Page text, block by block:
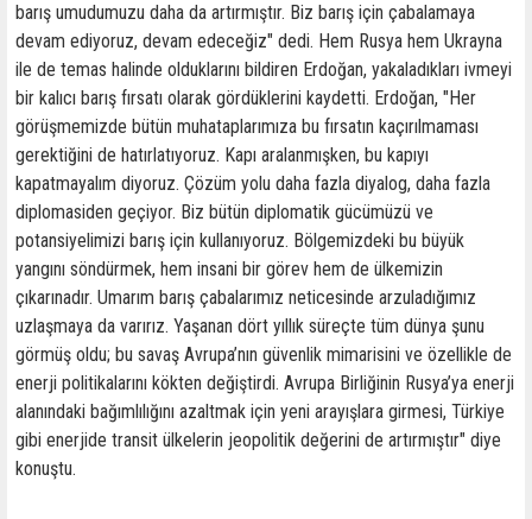
barış umudumuzu daha da artırmıştır. Biz barış için çabalamaya
devam ediyoruz, devam edeceğiz" dedi. Hem Rusya hem Ukrayna
ile de temas halinde olduklarını bildiren Erdoğan, yakaladıkları ivmeyi
bir kalıcı barış fırsatı olarak gördüklerini kaydetti. Erdoğan, "Her
görüşmemizde bütün muhataplarımıza bu fırsatın kaçırılmaması
gerektiğini de hatırlatıyoruz. Kapı aralanmışken, bu kapıyı
kapatmayalım diyoruz. Çözüm yolu daha fazla diyalog, daha fazla
diplomasiden geçiyor. Biz bütün diplomatik gücümüzü ve
potansiyelimizi barış için kullanıyoruz. Bölgemizdeki bu büyük
yangını söndürmek, hem insani bir görev hem de ülkemizin
çıkarınadır. Umarım barış çabalarımız neticesinde arzuladığımız
uzlaşmaya da varırız. Yaşanan dört yıllık süreçte tüm dünya şunu
görmüş oldu; bu savaş Avrupa’nın güvenlik mimarisini ve özellikle de
enerji politikalarını kökten değiştirdi. Avrupa Birliğinin Rusya’ya enerji
alanındaki bağımlılığını azaltmak için yeni arayışlara girmesi, Türkiye
gibi enerjide transit ülkelerin jeopolitik değerini de artırmıştır" diye
konuştu.